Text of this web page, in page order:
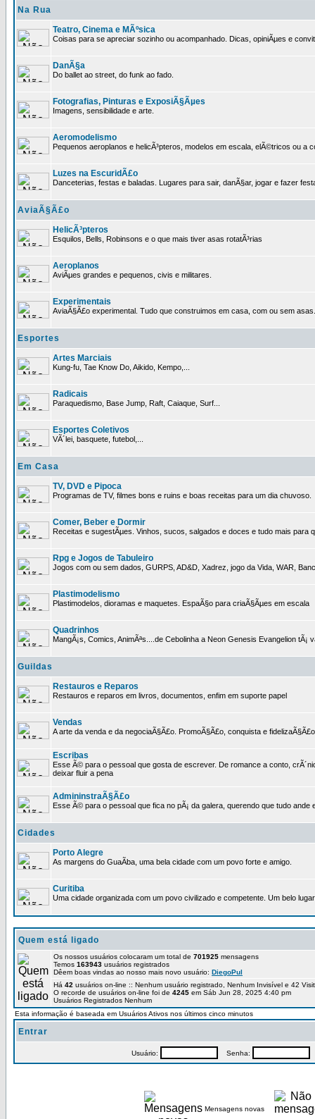
Na Rua
Teatro, Cinema e MÃºsica
Coisas para se apreciar sozinho ou acompanhado. Dicas, opiniÃµes e
DanÃ§a
Do ballet ao street, do funk ao fado.
Fotografias, Pinturas e ExposiÃ§Ãµes
Imagens, sensibilidade e arte.
Aeromodelismo
Pequenos aeroplanos e helicÃ³pteros, modelos em escala, elÃ©tricos ou a
Luzes na EscuridÃ£o
Danceterias, festas e baladas. Lugares para sair, danÃ§ar, jogar e fazer
AviaÃ§Ã£o
HelicÃ³pteros
Esquilos, Bells, Robinsons e o que mais tiver asas rotatÃ³rias
Aeroplanos
AviÃµes grandes e pequenos, civis e militares.
Experimentais
AviaÃ§Ã£o experimental. Tudo que construimos em casa, com ou sem asas.
Esportes
Artes Marciais
Kung-fu, Tae Know Do, Aikido, Kempo,...
Radicais
Paraquedismo, Base Jump, Raft, Caiaque, Surf...
Esportes Coletivos
VÃ´lei, basquete, futebol,...
Em Casa
TV, DVD e Pipoca
Programas de TV, filmes bons e ruins e boas receitas para um dia chuvoso.
Comer, Beber e Dormir
Receitas e sugestÃµes. Vinhos, sucos, salgados e doces e tudo mais para
Rpg e Jogos de Tabuleiro
Jogos com ou sem dados, GURPS, AD&D, Xadrez, jogo da Vida, WAR,
Plastimodelismo
Plastimodelos, dioramas e maquetes. EspaÃ§o para criaÃ§Ãµes em escala
Quadrinhos
MangÃ¡s, Comics, AnimÃªs....de Cebolinha a Neon Genesis Evangelion tÃ¡
Guildas
Restauros e Reparos
Restauros e reparos em livros, documentos, enfim em suporte papel
Vendas
A arte da venda e da negociaÃ§Ã£o. PromoÃ§Ã£o, conquista e
Escribas
Esse Ã© para o pessoal que gosta de escrever. De romance a conto,
deixar fluir a pena
AdmininstraÃ§Ã£o
Esse Ã© para o pessoal que fica no pÃ¡ da galera, querendo que tudo ande
Cidades
Porto Alegre
As margens do GuaÃ­ba, uma bela cidade com um povo forte e amigo.
Curitiba
Uma cidade organizada com um povo civilizado e competente. Um belo
Quem está ligado
Os nossos usuários colocaram um total de 701925 mensagens
Temos 163943 usuários registrados
Dêem boas vindas ao nosso mais novo usuário: DiegoPul
Há 42 usuários on-line :: Nenhum usuário registrado, Nenhum Invisível e 42
O recorde de usuários on-line foi de 4245 em Sáb Jun 28, 2025 4:40 pm
Usuários Registrados Nenhum
Esta informação é baseada em Usuários Ativos nos últimos cinco minutos
Entrar
Usuário: Senha:
Mensagens novas